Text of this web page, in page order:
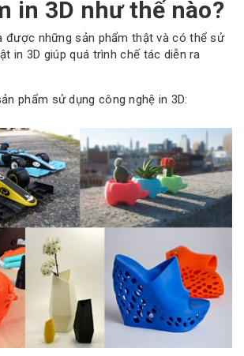
in 3D như thế nào?
được những sản phẩm thật và có thể sử
in 3D giúp quá trình chế tác diễn ra
phẩm sử dụng công nghệ in 3D: